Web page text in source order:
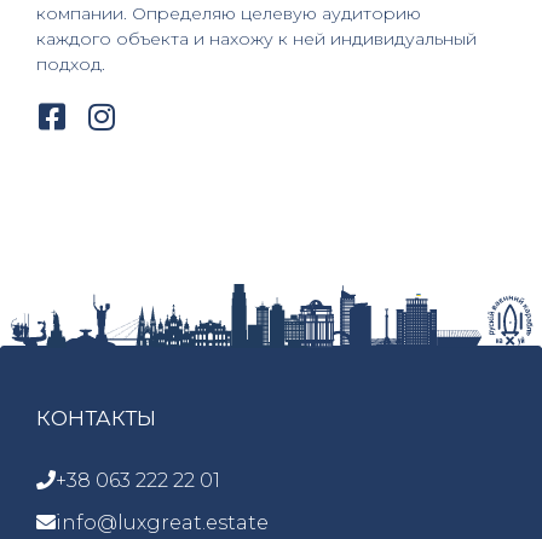
компании. Определяю целевую аудиторию
каждого объекта и нахожу к ней индивидуальный
подход.
КОНТАКТЫ
+38 063 222 22 01
info@luxgreat.estate